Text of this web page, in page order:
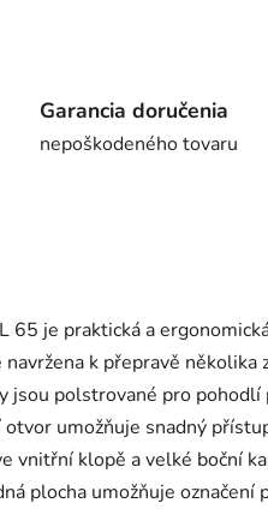
Garancia doručenia
nepoškodeného tovaru
65 je praktická a
navržena k přepravě několika
jsou polstrované pro
umožňuje snadný
vnitřní klopě a velké boční
plocha umožňuje označení